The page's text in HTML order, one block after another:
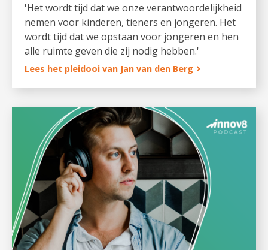
'Het wordt tijd dat we onze verantwoordelijkheid
nemen voor kinderen, tieners en jongeren. Het
wordt tijd dat we opstaan voor jongeren en hen
alle ruimte geven die zij nodig hebben.'
Lees het pleidooi van Jan van den Berg